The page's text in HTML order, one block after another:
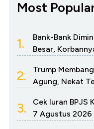
Most
1.
Bank-Bank
Besar,
2.
Trump
Agung, Nekat
3.
Cek Iuran BPJS
7 Agustus 2026